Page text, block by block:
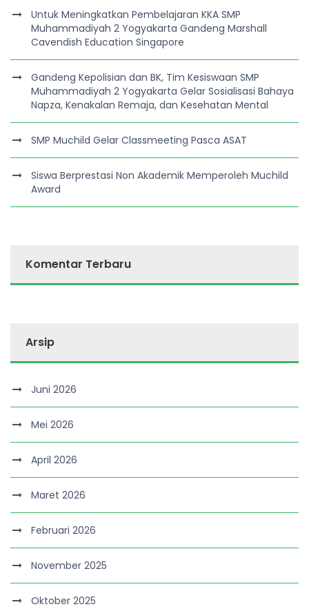
Untuk Meningkatkan Pembelajaran KKA SMP
Muhammadiyah 2 Yogyakarta Gandeng Marshall
Cavendish Education Singapore
Gandeng Kepolisian dan BK, Tim Kesiswaan SMP
Muhammadiyah 2 Yogyakarta Gelar Sosialisasi Bahaya
Napza, Kenakalan Remaja, dan Kesehatan Mental
SMP Muchild Gelar Classmeeting Pasca ASAT
Siswa Berprestasi Non Akademik Memperoleh Muchild
Award
Komentar Terbaru
Arsip
Juni 2026
Mei 2026
April 2026
Maret 2026
Februari 2026
November 2025
Oktober 2025